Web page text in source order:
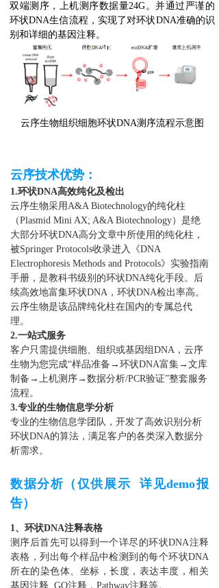
双端测序，上机测序数据量24G。并通过严谨的
环状DNA生信流程，实现了对环状DNA准确的识
别和详细的基因注释。
云序生物组织细胞环状DNA测序流程示意图
云序技术优势：
1.环状DNA高效纯化及检出
云序生物采用A&A Biotechnology的纯化柱
（Plasmid Mini AX; A&A Biotechnology）是绝
大部分环状DNA高分文章中所使用的纯化柱，
被Springer Protocols收录进入《DNA
Electrophoresis Methods and Protocols》实验指南
手册，是教科书级别的环状DNA纯化手段。后
续高效地富集环状DNA，环状DNA检出率高。
云序生物是该品牌纯化柱在国内的专属总代
理。
2.一站式服务
客户只需提供细胞、组织或基因组DNA，云序
生物为您完成“样品准备→环状DNA富集→文库
制备→上机测序→数据分析/PCR验证”整套服务
流程。
3.专业的生物信息学分析
专业的生物信息学团队，开发了高效识别分析
环状DNA的算法，满足客户的各类深入数据分
析需求。
数据分析（仅供展示 详见demo报
告）
1、环状DNA注释表格
测序后首先可以得到一个详尽的环状DNA注释
表格，列出每个样品中检测到的每个环状DNA
所在的染色体、坐标，长度，表达丰度，相关
基因注释, GO注释，Pathway注释等。